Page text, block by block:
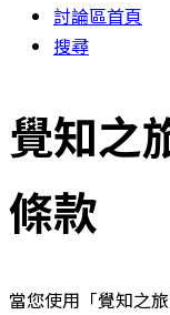
討論區首頁
搜尋
覺知之
條款
當您使用「覺知之